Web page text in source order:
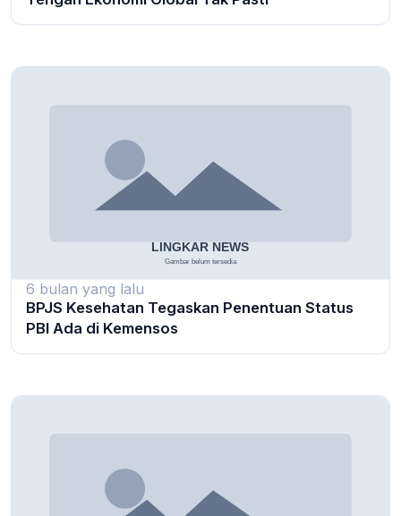
6 bulan yang lalu
BPJS Kesehatan Tegaskan Penentuan Status
PBI Ada di Kemensos